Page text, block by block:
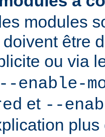
modules
être
ou via
--enable-
et --